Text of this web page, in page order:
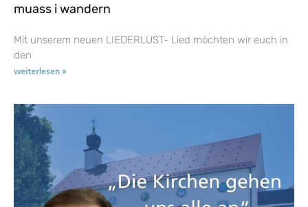
muass i wandern
Mit unserem neuen LIEDERLUST- Lied möchten wir euch in
den
weiterlesen »